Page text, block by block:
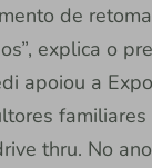
de
explica o
apoiou a
thru. No